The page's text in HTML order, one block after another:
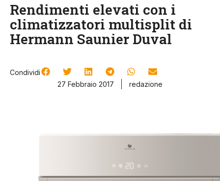
Rendimenti elevati con i
climatizzatori multisplit di
Hermann Saunier Duval
Condividi
27 Febbraio 2017
redazione